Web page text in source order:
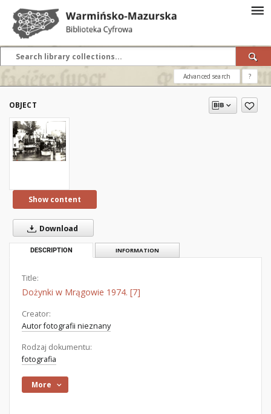
Advanced search ?
OBJECT
Show content
Download
DESCRIPTION INFORMATION
Title:
Dożynki w Mrągowie 1974. [7]
Creator:
Autor fotografii nieznany
Rodzaj dokumentu:
fotografia
More